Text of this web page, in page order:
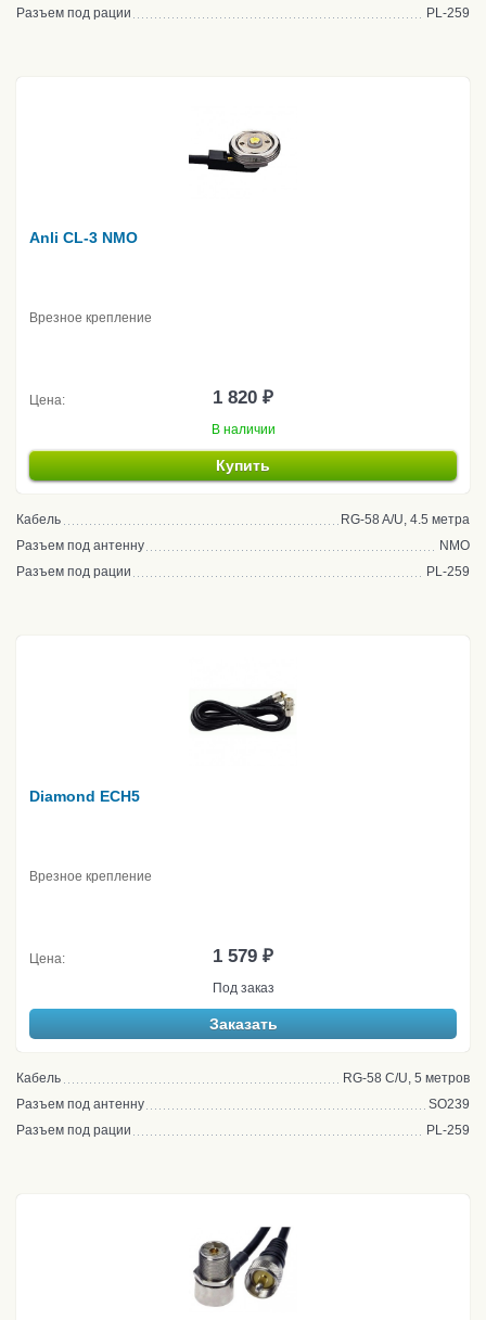
Разъем под рации PL-259
Anli CL-3 NMO
Врезное крепление
Цена: 1 820 ₽
В наличии
Купить
Кабель
RG-58 A/U, 4.5 метра
Разъем под антенну
NMO
Разъем под рации
PL-259
Diamond ECH5
Врезное крепление
Цена: 1 579 ₽
Под заказ
Заказать
Кабель
RG-58 C/U, 5 метров
Разъем под антенну
SO239
Разъем под рации
PL-259